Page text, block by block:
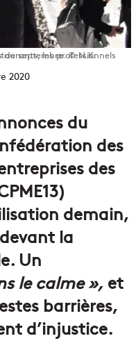
à la fin du mois de septembre. © N.K.
2020
du
des
des
demain,
la
Un
le calme », et
barrières,
d’injustice.